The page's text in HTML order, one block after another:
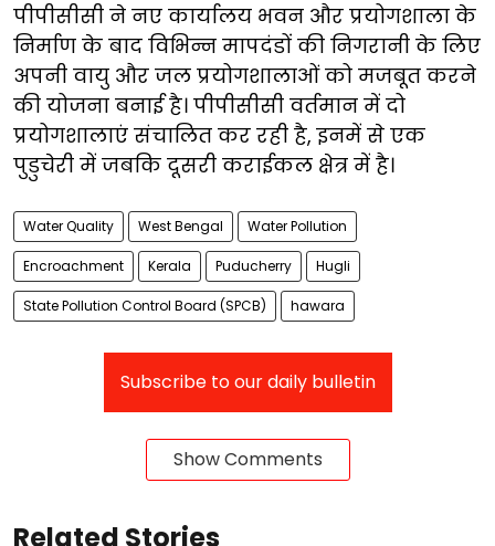
पीपीसीसी ने नए कार्यालय भवन और प्रयोगशाला के
निर्माण के बाद विभिन्न मापदंडों की निगरानी के लिए
अपनी वायु और जल प्रयोगशालाओं को मजबूत करने
की योजना बनाई है। पीपीसीसी वर्तमान में दो
प्रयोगशालाएं संचालित कर रही है, इनमें से एक
पुडुचेरी में जबकि दूसरी कराईकल क्षेत्र में है।
Water Quality West Bengal Water Pollution
Encroachment Kerala Puducherry Hugli
State Pollution Control Board (SPCB) hawara
Subscribe to our daily bulletin
Show Comments
Related Stories